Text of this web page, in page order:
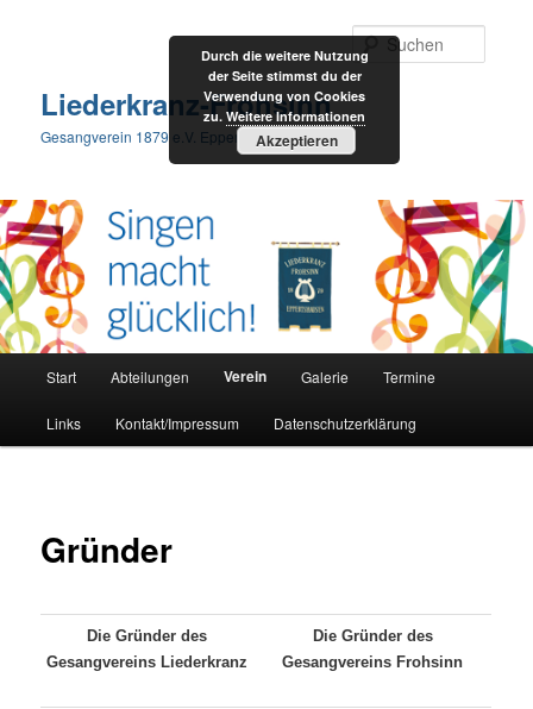
Liederkranz-Frohsinn
Gesangverein 1879 e.V. Eppertshausen
Zum
Inhalt
Start Abteilungen Verein Galerie Termine
Links Kontakt/Impressum Datenschutzerklärung
Gründer
Die Gründer des
Gesangvereins Liederkranz
Die Gründer des
Gesangvereins Frohsinn
Durch die weitere Nutzung
der Seite stimmst du der
Verwendung von Cookies
zu. Weitere Informationen
Akzeptieren